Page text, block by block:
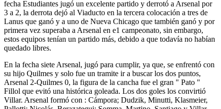
fecha Estudiantes jugó un excelente partido y derrotó a Arsenal por
3 a 2, la derrota dejó al Viaducto en la tercera colocación a tres de
Lanus que ganó y a uno de Nueva Chicago que también ganó y por
primera vez superaba a Arsenal en e1 campeonato, sin embargo,
estos equipos tenían un partido más, debido a que todavía no habían
quedado libres.
En la fecha siete Arsenal, jugó para cumplir, ya que, se enfrentó con
su hijo Quilmes y solo fue un tramite ir a buscar los dos puntos,
Arsenal 2-Quilmes 0, la figura de la cancha fue el gran " Pato "
Fillol que evitó una histórica goleada. Los dos goles los convirtió
Villar. Arsenal formó con : Cámpora; Dudzik, Minutti, Klasmeier,